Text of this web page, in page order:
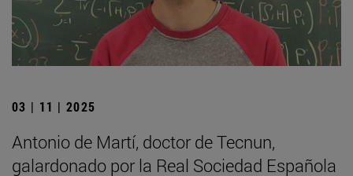
03 | 11 | 2025
Antonio de Martí, doctor de Tecnun,
galardonado por la Real Sociedad Española